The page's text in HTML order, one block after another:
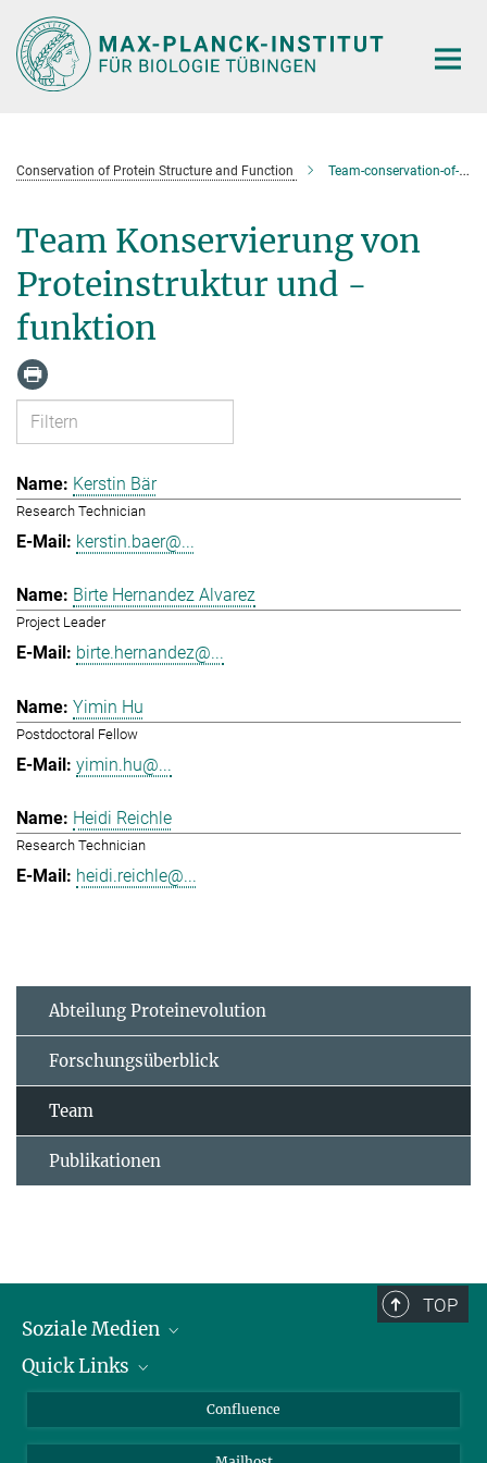
Hauptinhalt
Conservation of Protein Structure and Function Team-conservation-of-protein-structure-and-function
Team Konservierung von
Proteinstruktur und -
funktion
Kerstin Bär
Research Technician
kerstin.baer@...
Birte Hernandez Alvarez
Project Leader
birte.hernandez@...
Yimin Hu
Postdoctoral Fellow
yimin.hu@...
Heidi Reichle
Research Technician
heidi.reichle@...
Abteilung Proteinevolution
Forschungsüberblick
Team
Publikationen
TOP
Soziale Medien
LinkedIn
Quick Links
Für Journalisten und Journalistinnen
Über Tiere in der Forschung
Confluence